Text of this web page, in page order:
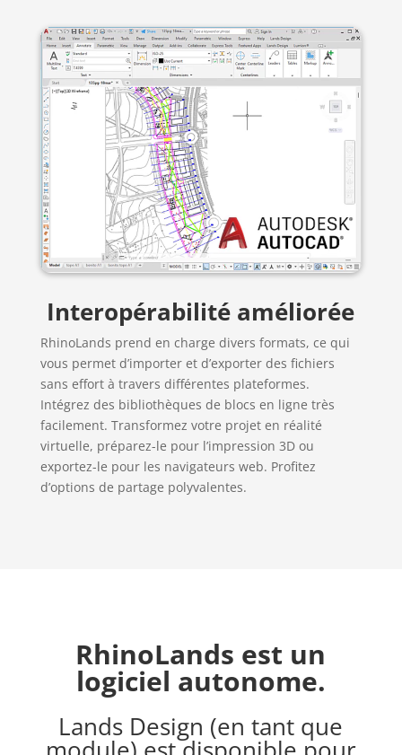
Interopérabilité améliorée
RhinoLands prend en charge divers formats, ce qui
vous permet d’importer et d’exporter des fichiers
sans effort à travers différentes plateformes.
Intégrez des bibliothèques de blocs en ligne très
facilement. Transformez votre projet en réalité
virtuelle, préparez-le pour l’impression 3D ou
exportez-le pour les navigateurs web. Profitez
d’options de partage polyvalentes.
RhinoLands est un
logiciel autonome.
Lands Design (en tant que